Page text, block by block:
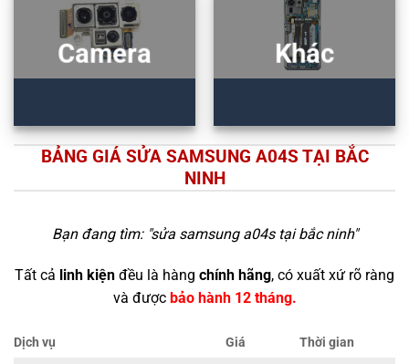
Camera Khác
BẢNG GIÁ SỬA SAMSUNG A04S TẠI BẮC
NINH
Bạn đang tìm: "sửa samsung a04s tại bắc ninh"
Tất cả linh kiện đều là hàng chính hãng, có xuất xứ rõ ràng
và được bảo hành 12 tháng.
Dịch vụ Giá Thời gian